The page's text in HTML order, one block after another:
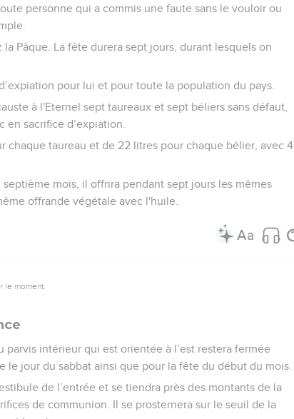
personne qui a commis une faute sans le vouloir ou
Pâque. La fête durera sept jours, durant lesquels on
pour lui et pour toute la population du pays.
à l'Eternel sept taureaux et sept béliers sans défaut,
sacrifice d’expiation.
chaque taureau et de 22 litres pour chaque bélier, avec 4
mois, il offrira pendant sept jours les mêmes
offrande végétale avec l'huile.
moment.
intérieur qui est orientée à l’est restera fermée
le jour du sabbat ainsi que pour la fête du début du mois.
de l’entrée et se tiendra près des montants de la
de communion. Il se prosternera sur le seuil de la